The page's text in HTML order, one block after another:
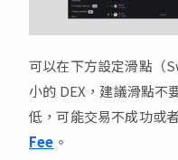
可以在下方設定滑點（
小的 DEX，建議滑點不
低，可能交易不成功或
Fee 。